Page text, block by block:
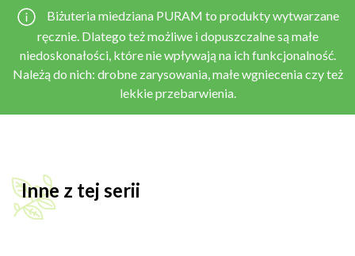
Biżuteria miedziana PURAM to produkty wytwarzane
ręcznie. Dlatego też możliwe i dopuszczalne są małe
niedoskonałości, które nie wpływają na ich funkcjonalność.
Należą do nich: drobne zarysowania, małe wgniecenia czy też
lekkie przebarwienia.
Inne z tej serii